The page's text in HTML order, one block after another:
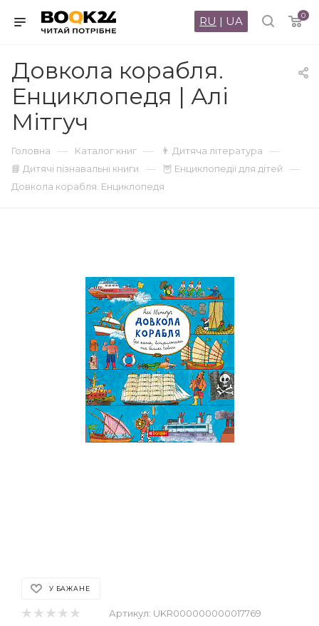
0
RU | UA
Довкола корабля.
Енциклопедя | Алі
Мітгуч
Головна — Каталог книг — 👨 Дитяча література —
📘 Дитячі пізнавальні книги — 🦉 Енциклопедії для дітей —
Довкола корабля. Енциклопедя
У БАЖАНЕ
Артикул: UKR000000000017769